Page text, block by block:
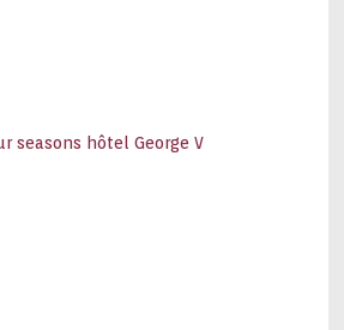
seasons hôtel George V